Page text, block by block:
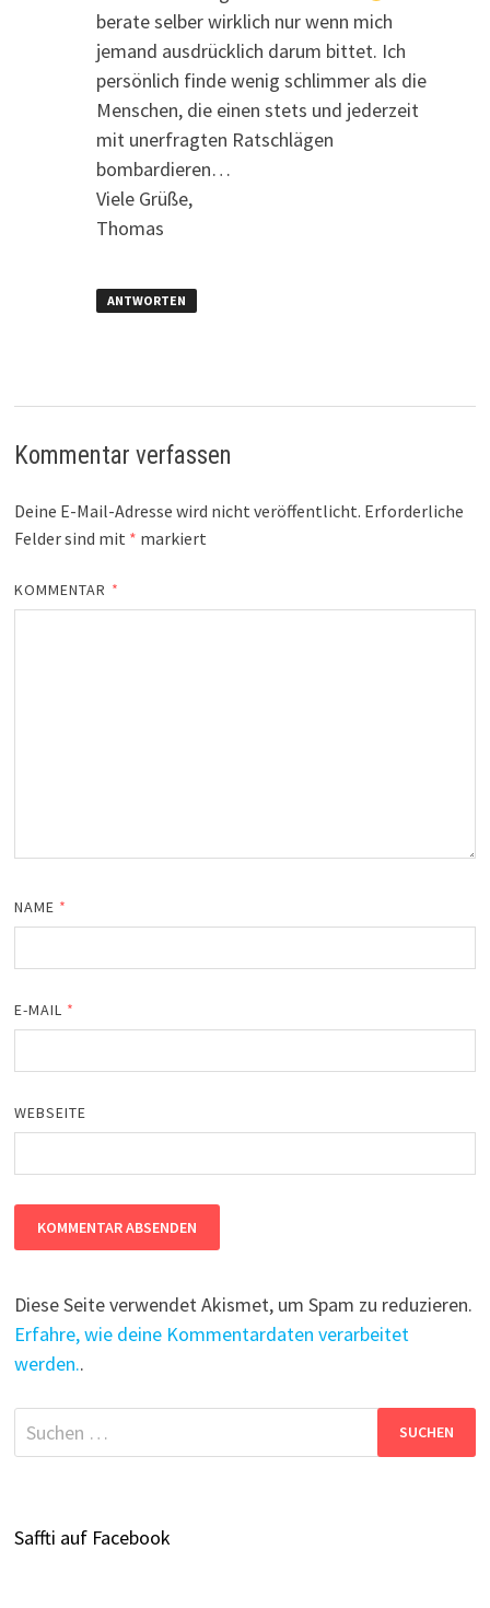
berate selber wirklich nur wenn mich
jemand ausdrücklich darum bittet. Ich
persönlich finde wenig schlimmer als die
Menschen, die einen stets und jederzeit
mit unerfragten Ratschlägen
bombardieren…
Viele Grüße,
Thomas
ANTWORTEN
Kommentar verfassen
Deine E-Mail-Adresse wird nicht veröffentlicht. Erforderliche
Felder sind mit * markiert
KOMMENTAR *
NAME *
E-MAIL *
WEBSEITE
Diese Seite verwendet Akismet, um Spam zu reduzieren.
Erfahre, wie deine Kommentardaten verarbeitet
werden..
Suchen
nach:
Saffti auf Facebook